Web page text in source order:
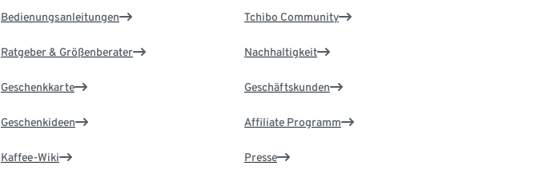
Bedienungsanleitungen
Ratgeber & Größenberater
Geschenkkarte
Geschenkideen
Kaffee-Wiki
Tchibo Community
Nachhaltigkeit
Geschäftskunden
Affiliate Programm
Presse